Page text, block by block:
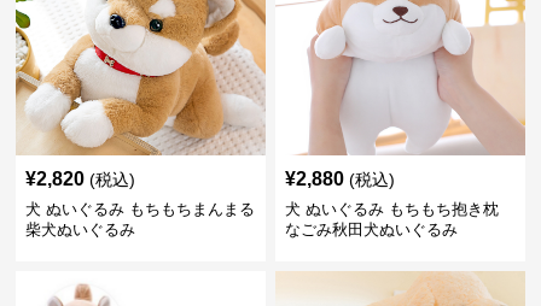
¥2,820 (税込)
犬 ぬいぐるみ もちもちまんまる
柴犬ぬいぐるみ
¥2,880 (税込)
犬 ぬいぐるみ もちもち抱き枕
なごみ秋田犬ぬいぐるみ